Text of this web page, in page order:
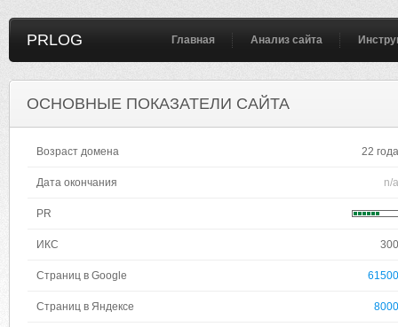
PRLOG Главная Анализ сайта
ОСНОВНЫЕ ПОКАЗАТЕЛИ САЙТА
Возраст домена 22 года
Дата окончания n/a
PR
ИКС 300
Страниц в Google 61500
Страниц в Яндексе 8000